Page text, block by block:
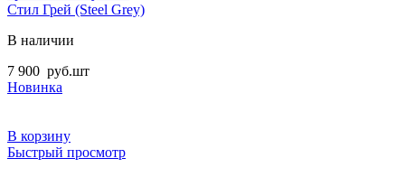
Стил Грей (Steel Grey)
В наличии
7 900 руб.шт
Новинка
В корзину
Быстрый просмотр